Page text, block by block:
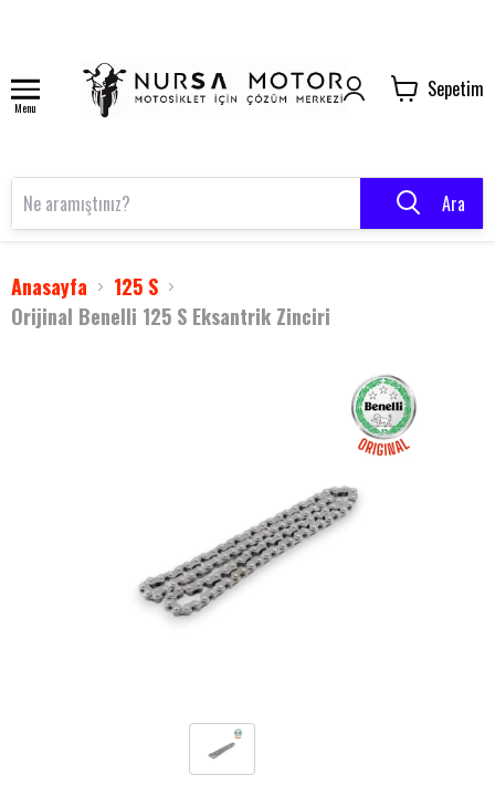
Menu
Sepetim
Ara
Anasayfa
125 S
Orijinal Benelli 125 S Eksantrik Zinciri